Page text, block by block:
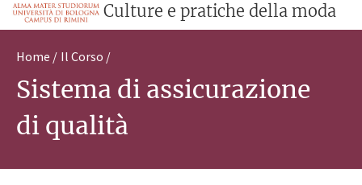
Culture e pratiche della moda
Home Il Corso
Sistema di assicurazione
di qualità